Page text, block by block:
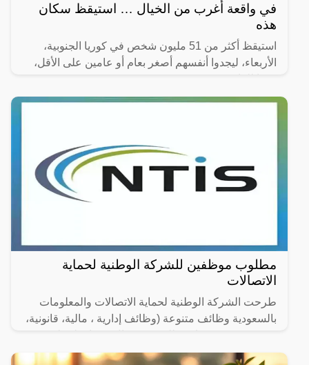
في واقعة أغرب من الخيال … استيقظ سكان
هذه
استيقظ أكثر من 51 مليون شخص في كوريا الجنوبية،
الأربعاء، ليجدوا أنفسهم أصغر بعام أو عامين على الأقل،
مطلوب موظفين للشركة الوطنية لحماية
الاتصالات
طرحت الشركة الوطنية لحماية الاتصالات والمعلومات
بالسعودية وظائف متنوعة (وظائف إدارية ، مالية، قانونية،